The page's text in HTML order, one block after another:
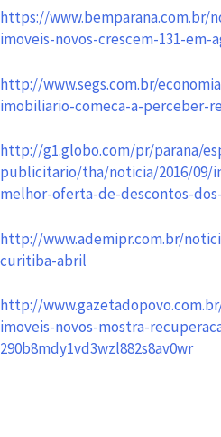
https://www.bemparana.com.br/
imoveis-novos-crescem-131-
http://www.segs.com.br/
imobiliario-comeca-a-perceber-
http://g1.globo.com/pr/parana/
publicitario/tha/noticia/2016/09/
melhor-oferta-de-descontos-
http://www.ademipr.com.br/
curitiba-abril
http://
imoveis-novos-mostra-
290b8mdy1vd3wzl882s8av0wr